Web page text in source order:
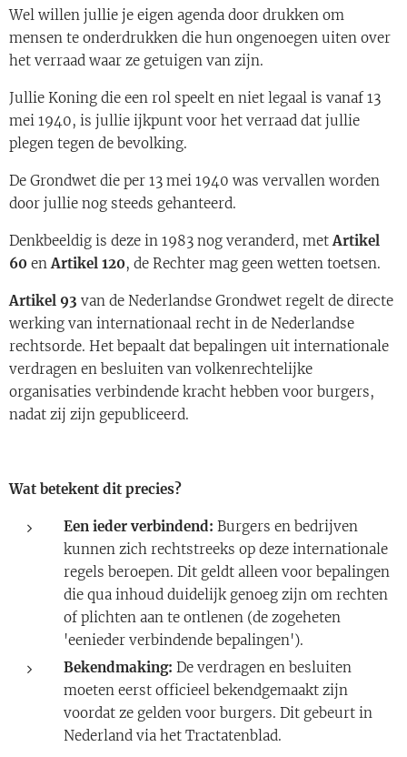
Wel willen jullie je eigen agenda door drukken om
mensen te onderdrukken die hun ongenoegen uiten over
het verraad waar ze getuigen van zijn.
Jullie Koning die een rol speelt en niet legaal is vanaf 13
mei 1940, is jullie ijkpunt voor het verraad dat jullie
plegen tegen de bevolking.
De Grondwet die per 13 mei 1940 was vervallen worden
door jullie nog steeds gehanteerd.
Denkbeeldig is deze in 1983 nog veranderd, metArtikel
60 enArtikel 120, de Rechter mag geen wetten toetsen.
Artikel 93 van de Nederlandse Grondwet regelt de directe
werking van internationaal recht in de Nederlandse
rechtsorde. Het bepaalt dat bepalingen uit internationale
verdragen en besluiten van volkenrechtelijke
organisaties verbindende kracht hebben voor burgers,
nadat zij zijn gepubliceerd.
Wat betekent dit precies?
Een ieder verbindend: Burgers en bedrijven
kunnen zich rechtstreeks op deze internationale
regels beroepen. Dit geldt alleen voor bepalingen
die qua inhoud duidelijk genoeg zijn om rechten
of plichten aan te ontlenen (de zogeheten
'eenieder verbindende bepalingen').
Bekendmaking: De verdragen en besluiten
moeten eerst officieel bekendgemaakt zijn
voordat ze gelden voor burgers. Dit gebeurt in
Nederland via het Tractatenblad.